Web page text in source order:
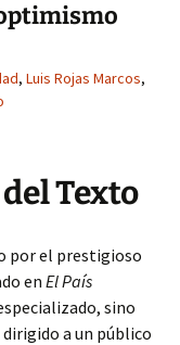
, Luis Rojas Marcos,
Texto
por el prestigioso
en El País
sino
dirigido a un público